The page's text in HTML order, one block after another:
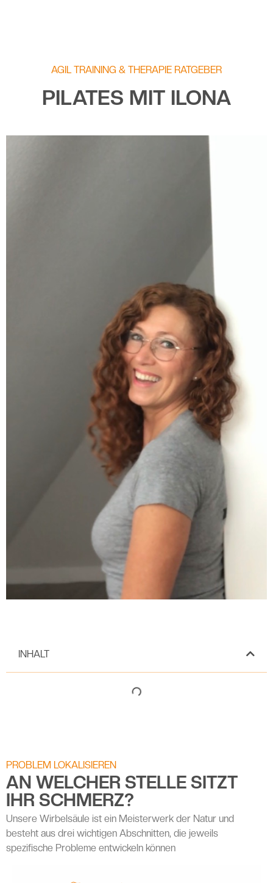
AGIL TRAINING & THERAPIE RATGEBER
PILATES MIT ILONA
INHALT
PROBLEM LOKALISIEREN
AN WELCHER STELLE SITZT
IHR SCHMERZ?
Unsere Wirbelsäule ist ein Meisterwerk der Natur und
besteht aus drei wichtigen Abschnitten, die jeweils
spezifische Probleme entwickeln können